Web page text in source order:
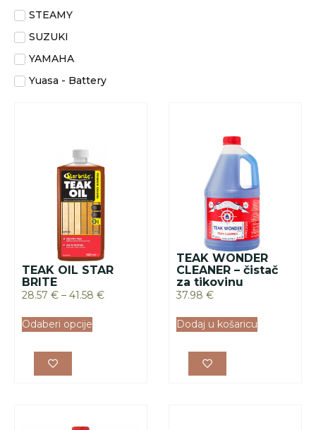
STEAMY
SUZUKI
YAMAHA
Yuasa - Battery
TEAK OIL STAR
BRITE
28.57 € – 41.58 €
Odaberi opcije
TEAK WONDER
CLEANER – čistač
za tikovinu
37.98 €
Dodaj u košaricu